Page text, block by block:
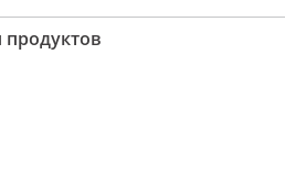
продуктов